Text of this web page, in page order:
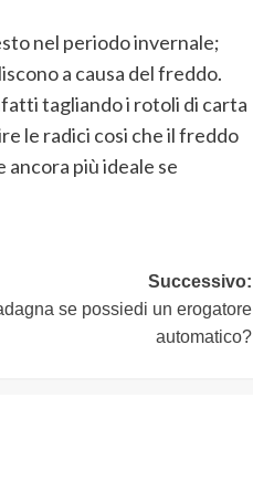
nel periodo invernale;
a causa del freddo.
tagliando i rotoli di carta
le radici cosi che il freddo
più ideale se
Successivo:
se possiedi un erogatore
automatico?